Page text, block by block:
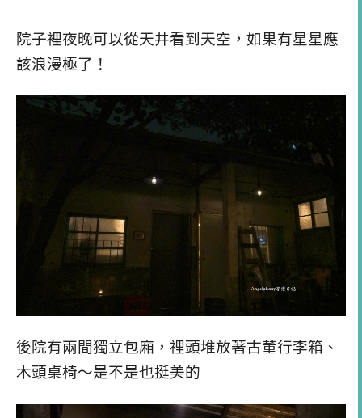
院子裡夜晚可以從天井看到天空，如果有星星應
該浪漫極了！
後院有兩間獨立包廂，裡頭堆放著古董行李箱、
木頭桌椅～是不是也挺美的